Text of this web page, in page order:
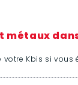
Kbis si